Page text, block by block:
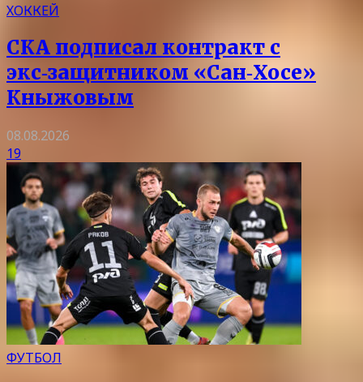
ХОККЕЙ
СКА подписал контракт с
экс‑защитником «Сан‑Хосе»
Кныжовым
08.08.2026
19
ФУТБОЛ